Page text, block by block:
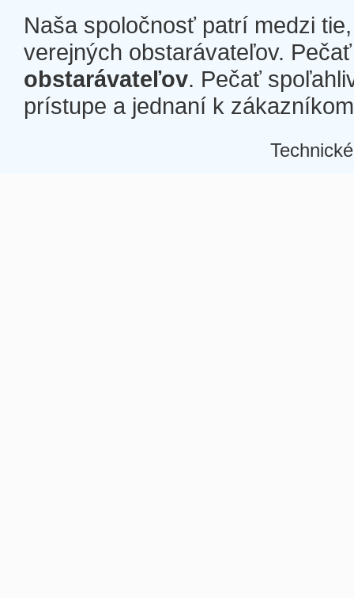
Naša spoločnosť patrí medzi
verejných obstarávateľov.
obstarávateľov. Pečať
prístupe a jednaní k